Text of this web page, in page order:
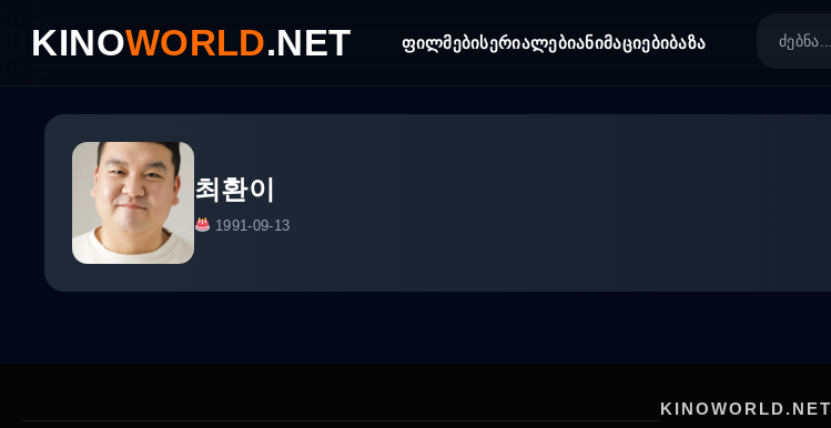
contentKINOWORLD.NET ფილმებისერიალებიანიმაციებიბაზა
최환이
1991-09-13
KINOWORLD.NET